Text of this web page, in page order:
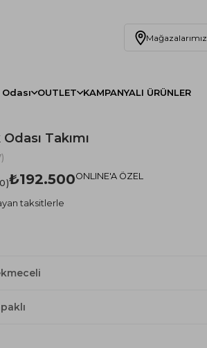
Mağazalarımız
OUTLET KAMPANYALI ÜRÜNLER
Takımı
₺192.500
taksitlerle
ONLINE'A ÖZEL